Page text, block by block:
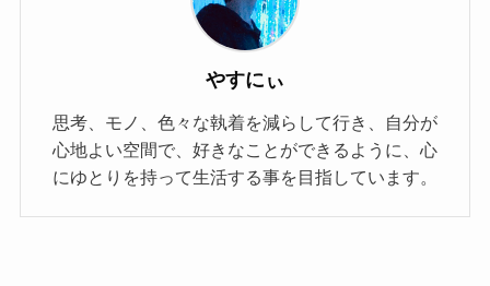
やすにぃ
思考、モノ、色々な執着を減らして行き、自分が
心地よい空間で、好きなことができるように、心
にゆとりを持って生活する事を目指しています。